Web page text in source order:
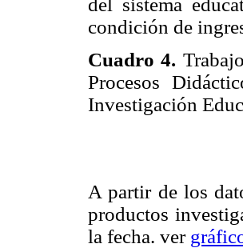
del sistema
condición de
Cuadro 4.
Procesos
Investigación
A partir de los
productos
la fecha. ver